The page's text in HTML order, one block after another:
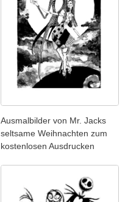
Ausmalbilder von Mr. Jacks
seltsame Weihnachten zum
kostenlosen Ausdrucken